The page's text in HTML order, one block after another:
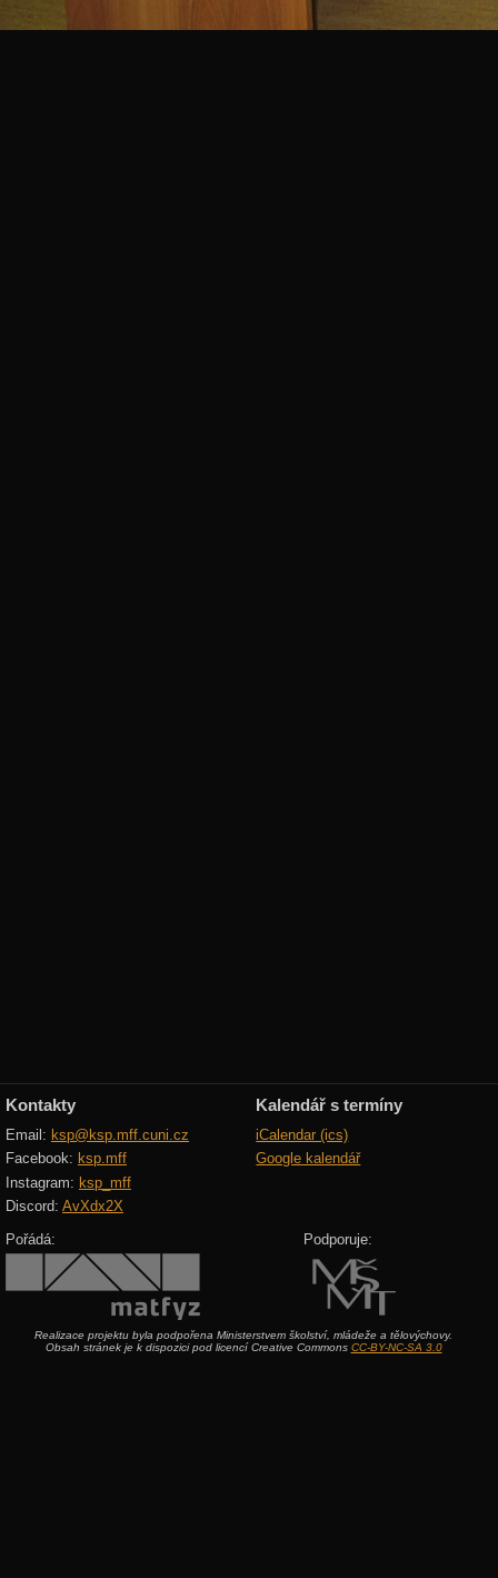
Kontakty
Email: ksp@ksp.mff.cuni.cz
Facebook: ksp.mff
Instagram: ksp_mff
Discord: AvXdx2X
Kalendář s termíny
iCalendar (ics)
Google kalendář
Pořádá: Podporuje:
Realizace projektu byla podpořena Ministerstvem školství, mládeže a tělovýchovy.
Obsah stránek je k dispozici pod licencí Creative Commons CC-BY-NC-SA 3.0